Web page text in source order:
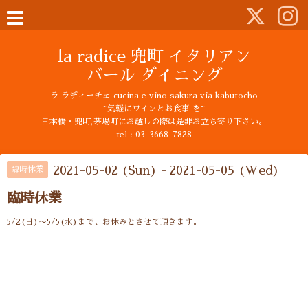
la radice 兜町 イタリアン
バール ダイニング
ラ ラディーチェ cucina e vino sakura via kabutocho
~気軽にワインとお食事 を~
日本橋・兜町,茅場町にお越しの際は是非お立ち寄り下さい。
tel : 03-3668-7828
臨時休業 2021-05-02 (Sun) - 2021-05-05 (Wed)
臨時休業
5/2(日)〜5/5(水)まで、お休みとさせて頂きます。